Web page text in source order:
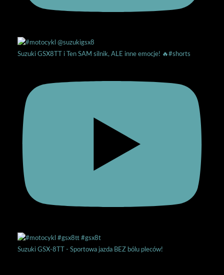
Suzuki GSX8TT i Ten SAM silnik, ALE inne emocje! 🔥#shorts
Suzuki GSX-8TT - Sportowa jazda BEZ bólu pleców!